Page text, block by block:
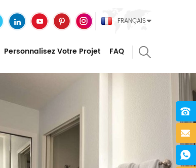
FRANÇAIS
Personnalisez Votre Projet FAQ